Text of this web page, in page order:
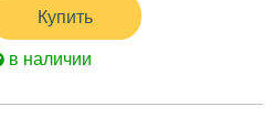
Купить
в наличии